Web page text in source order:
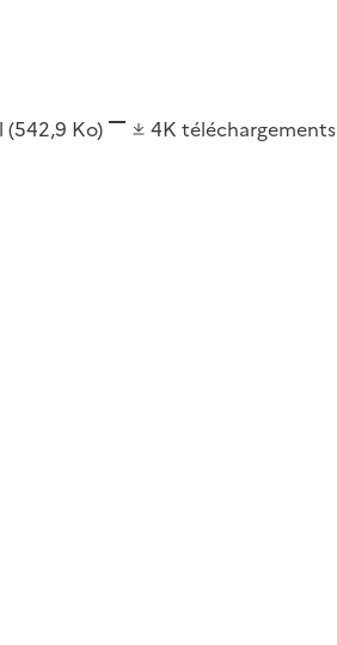
(542,9 Ko) 4K téléchargements